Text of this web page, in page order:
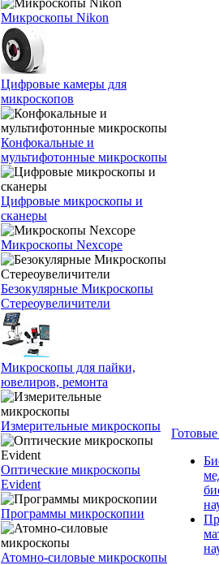
Микроскопы Nikon
Цифровые камеры для
микроскопов
Конфокальные и
мультифотонные микроскопы
Цифровые микроскопы и
сканеры
Микроскопы Nexcope
Безокулярные Микроскопы
Стереоувеличители
Микроскопы для пайки,
ювелиров, ремонта
Измерительные микроскопы
Оптические микроскопы
Evident
Программы микроскопии
Атомно-силовые микроскопы